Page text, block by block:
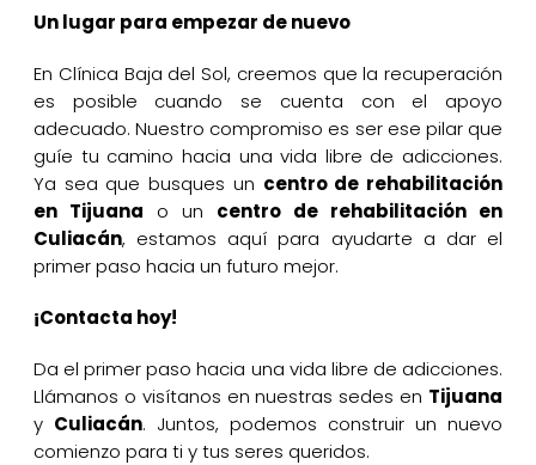
Un lugar para empezar de nuevo
En Clínica Baja del Sol, creemos que la recuperación
es posible cuando se cuenta con el apoyo
adecuado. Nuestro compromiso es ser ese pilar que
guíe tu camino hacia una vida libre de adicciones.
Ya sea que busques un centro de rehabilitación
en Tijuana o un centro de rehabilitación en
Culiacán, estamos aquí para ayudarte a dar el
primer paso hacia un futuro mejor.
¡Contacta hoy!
Da el primer paso hacia una vida libre de adicciones.
Llámanos o visítanos en nuestras sedes en Tijuana
y Culiacán. Juntos, podemos construir un nuevo
comienzo para ti y tus seres queridos.